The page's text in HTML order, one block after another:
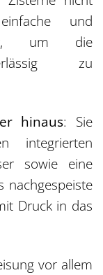
und
um die
zu
hinaus: Sie
integrierten
sowie eine
nachgespeiste
Druck in das
vor allem